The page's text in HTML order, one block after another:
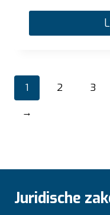
1 2 3
→
Juridische